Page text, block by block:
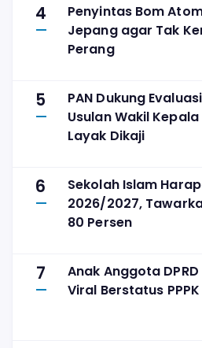
4
Penyintas Bom
Jepang agar Tak
Perang
5
PAN Dukung
Usulan Wakil
Layak Dikaji
6
Sekolah Islam
2026/2027,
80 Persen
7
Anak Anggota
Viral Berstatus